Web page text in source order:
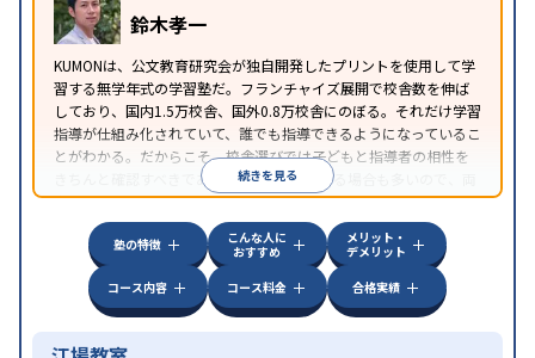
鈴木孝一
KUMONは、公文教育研究会が独自開発したプリントを使用して学
習する無学年式の学習塾だ。フランチャイズ展開で校舎数を伸ば
しており、国内1.5万校舎、国外0.8万校舎にのぼる。それだけ学習
指導が仕組み化されていて、誰でも指導できるようになっているこ
とがわかる。だからこそ、校舎選びでは子どもと指導者の相性を
きちんと確認すべきである。近所に2校舎ある場合も多いので、両
方見学してみることをオススメする。
続きを見る
塾の特徴
こんな人に
おすすめ
メリット・
デメリット
コース内容
コース料金 合格実績